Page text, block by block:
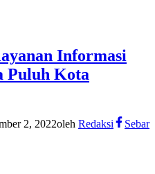
Informasi
Puluh Kota
2, 2022oleh Redaksi
Sebar